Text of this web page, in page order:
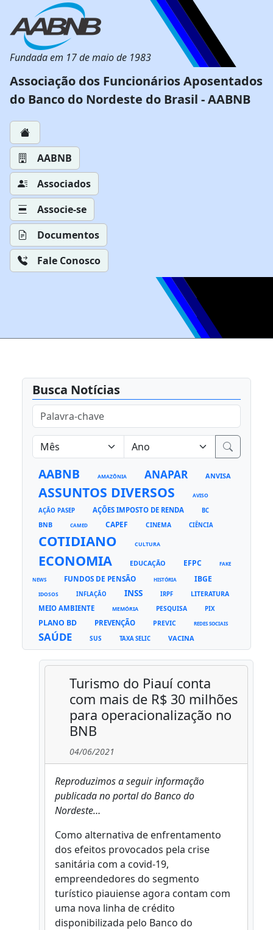
Fundada em 17 de maio de 1983
Associação dos Funcionários Aposentados
do Banco do Nordeste do Brasil - AABNB
AABNB
Associados
Associe-se
Documentos
Fale Conosco
Busca Notícias
AABNB AMAZÔNIA ANAPAR ANVISA
ASSUNTOS DIVERSOS AVISO
AÇÃO PASEP AÇÕES IMPOSTO DE RENDA BC
BNB CAMED CAPEF CINEMA CIÊNCIA
COTIDIANO CULTURA
ECONOMIA EDUCAÇÃO EFPC FAKE
NEWS FUNDOS DE PENSÃO HISTÓRIA IBGE
IDOSOS INFLAÇÃO INSS IRPF LITERATURA
MEIO AMBIENTE MEMÓRIA PESQUISA PIX
PLANO BD PREVENÇÃO PREVIC REDES SOCIAIS
SAÚDE SUS TAXA SELIC VACINA
Turismo do Piauí conta
com mais de R$ 30 milhões
para operacionalização no
BNB
04/06/2021
Reproduzimos a seguir informação
publicada no portal do Banco do
Nordeste…
Como alternativa de enfrentamento
dos efeitos provocados pela crise
sanitária com a covid-19,
empreendedores do segmento
turístico piauiense agora contam com
uma nova linha de crédito
disponibilizada pelo Banco do